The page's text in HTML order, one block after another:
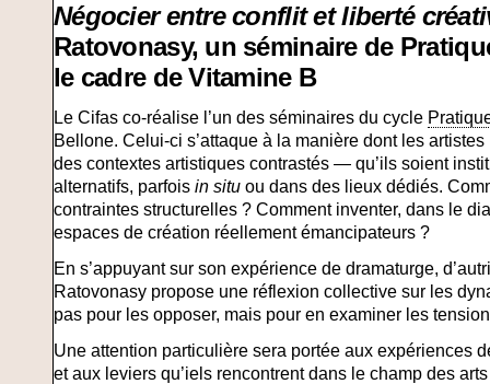
Négocier entre conflit et liberté
Ratovonasy, un séminaire de
le cadre de Vitamine B
Le Cifas co-réalise l’un des séminaires du cycle
Bellone. Celui-ci s’attaque à la manière dont les
des contextes artistiques contrastés — qu’ils soient
alternatifs, parfois in situ ou dans des lieux dédiés.
contraintes structurelles ? Comment inventer, dans le
espaces de création réellement émancipateurs ?
En s’appuyant sur son expérience de dramaturge,
Ratovonasy propose une réflexion collective sur les
pas pour les opposer, mais pour en examiner les
Une attention particulière sera portée aux expériences
et aux leviers qu’iels rencontrent dans le champ des